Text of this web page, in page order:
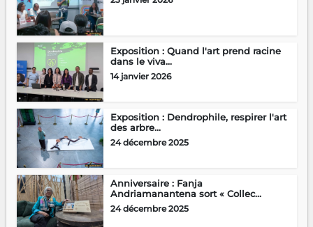
Exposition : Quand l'art prend racine
dans le viva...
14 janvier 2026
Exposition : Dendrophile, respirer l'art
des arbre...
24 décembre 2025
Anniversaire : Fanja
Andriamanantena sort « Collec...
24 décembre 2025